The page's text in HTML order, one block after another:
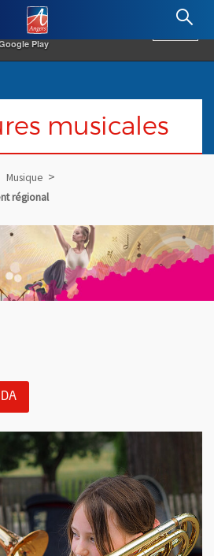
Play
Angers.fr : Retour à l'accueil
musicales
Musique
régional